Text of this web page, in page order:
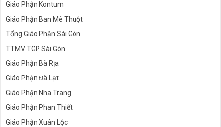
Giáo Phận Kontum
Giáo Phận Ban Mê Thuột
Tổng Giáo Phận Sài Gòn
TTMV TGP Sài Gòn
Giáo Phận Bà Rịa
Giáo Phận Đà Lạt
Giáo Phận Nha Trang
Giáo Phận Phan Thiết
Giáo Phận Xuân Lộc